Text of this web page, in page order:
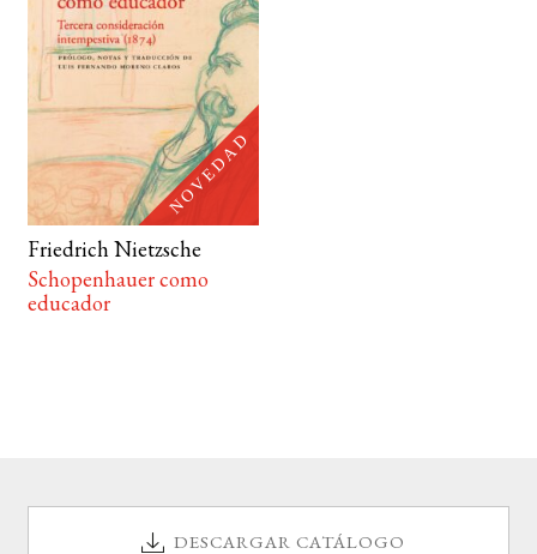
Friedrich Nietzsche
Schopenhauer como
educador
DESCARGAR CATÁLOGO